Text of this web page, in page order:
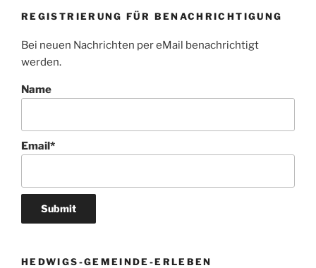
REGISTRIERUNG FÜR BENACHRICHTIGUNG
Bei neuen Nachrichten per eMail benachrichtigt
werden.
Name
Email*
HEDWIGS-GEMEINDE-ERLEBEN